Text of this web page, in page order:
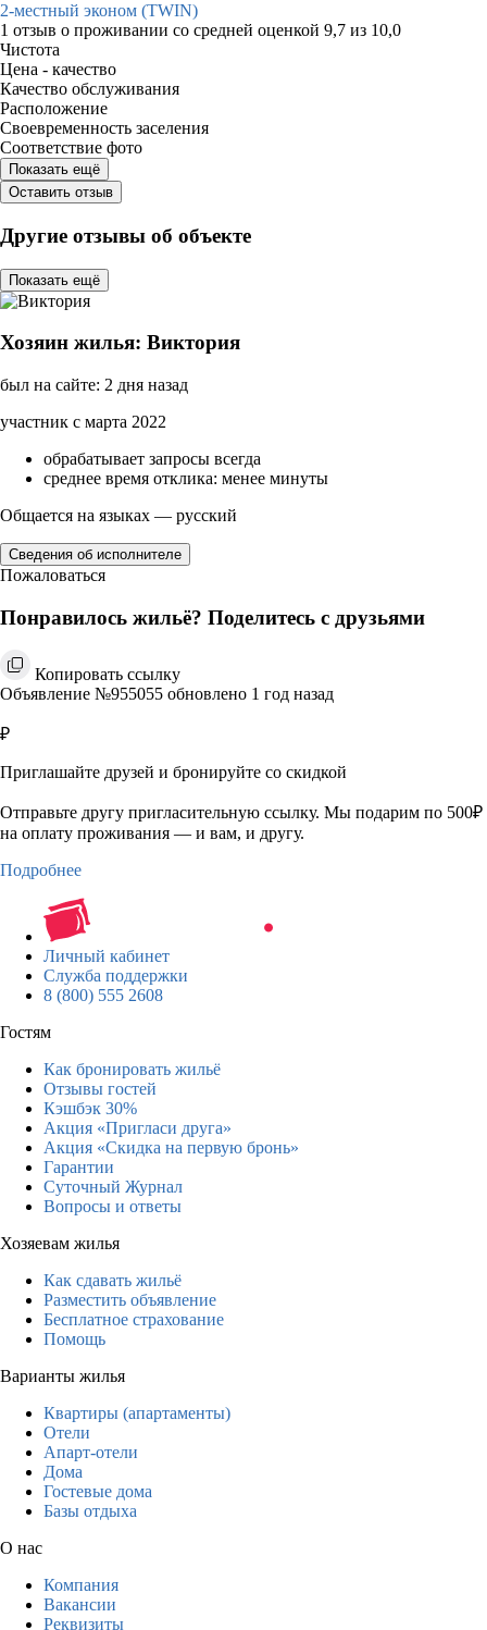
2-местный эконом (TWIN)
1 отзыв о проживании со средней оценкой 9,7 из 10,0
Чистота
Цена - качество
Качество обслуживания
Расположение
Своевременность заселения
Соответствие фото
Показать ещё
Оставить отзыв
Другие отзывы об объекте
Показать ещё
Хозяин жилья: Виктория
был на сайте: 2 дня назад
участник с марта 2022
обрабатывает запросы всегда
среднее время отклика: менее минуты
Общается на языках — русский
Сведения об исполнителе
Пожаловаться
Понравилось жильё? Поделитесь с друзьями
Копировать ссылку
Объявление №955055 обновлено 1 год назад
₽
Приглашайте друзей и бронируйте со скидкой
Отправьте другу пригласительную ссылку. Мы подарим по 500₽
на оплату проживания — и вам, и другу.
Подробнее
Личный кабинет
Служба поддержки
8 (800) 555 2608
Гостям
Как бронировать жильё
Отзывы гостей
Кэшбэк 30%
Акция «Пригласи друга»
Акция «Скидка на первую бронь»
Гарантии
Суточный Журнал
Вопросы и ответы
Хозяевам жилья
Как сдавать жильё
Разместить объявление
Бесплатное страхование
Помощь
Варианты жилья
Квартиры (апартаменты)
Отели
Апарт-отели
Дома
Гостевые дома
Базы отдыха
О нас
Компания
Вакансии
Реквизиты